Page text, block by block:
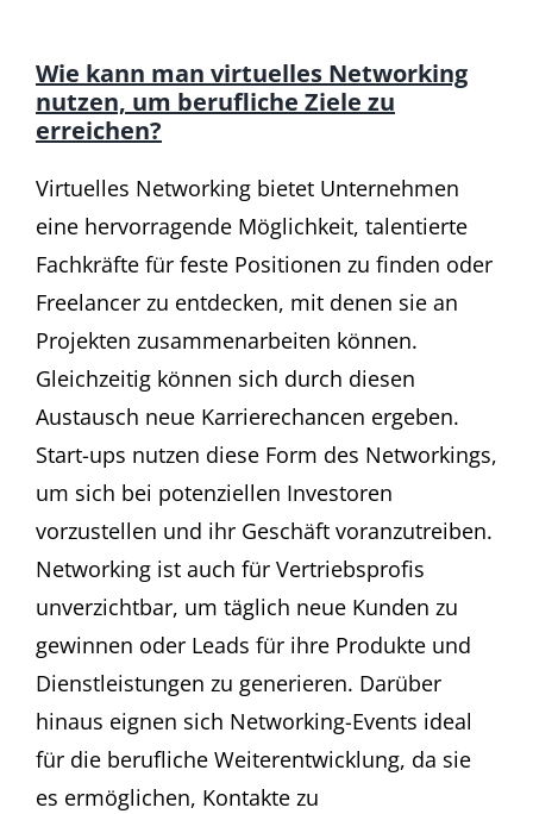
Wie kann man virtuelles Networking
nutzen, um berufliche Ziele zu
erreichen?
Virtuelles Networking bietet Unternehmen
eine hervorragende Möglichkeit, talentierte
Fachkräfte für feste Positionen zu finden oder
Freelancer zu entdecken, mit denen sie an
Projekten zusammenarbeiten können.
Gleichzeitig können sich durch diesen
Austausch neue Karrierechancen ergeben.
Start-ups nutzen diese Form des Networkings,
um sich bei potenziellen Investoren
vorzustellen und ihr Geschäft voranzutreiben.
Networking ist auch für Vertriebsprofis
unverzichtbar, um täglich neue Kunden zu
gewinnen oder Leads für ihre Produkte und
Dienstleistungen zu generieren. Darüber
hinaus eignen sich Networking-Events ideal
für die berufliche Weiterentwicklung, da sie
es ermöglichen, Kontakte zu